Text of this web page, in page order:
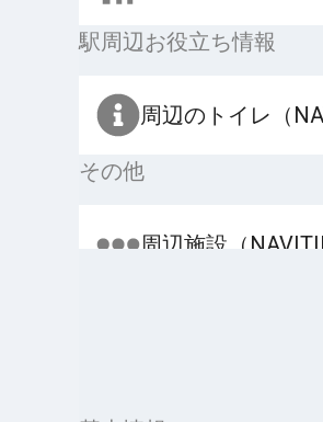
駅周辺お役立ち情報
周辺のトイレ（
その他
周辺施設（